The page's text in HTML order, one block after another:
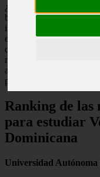
¿Estás interesado en
buscas las mejores
indicado! En este
educativas para aquellos
de la veterinaria en
mejores universidades
asociados, te
para tomar una decisión
Ranking de las
para estudiar
Dominicana
Universidad